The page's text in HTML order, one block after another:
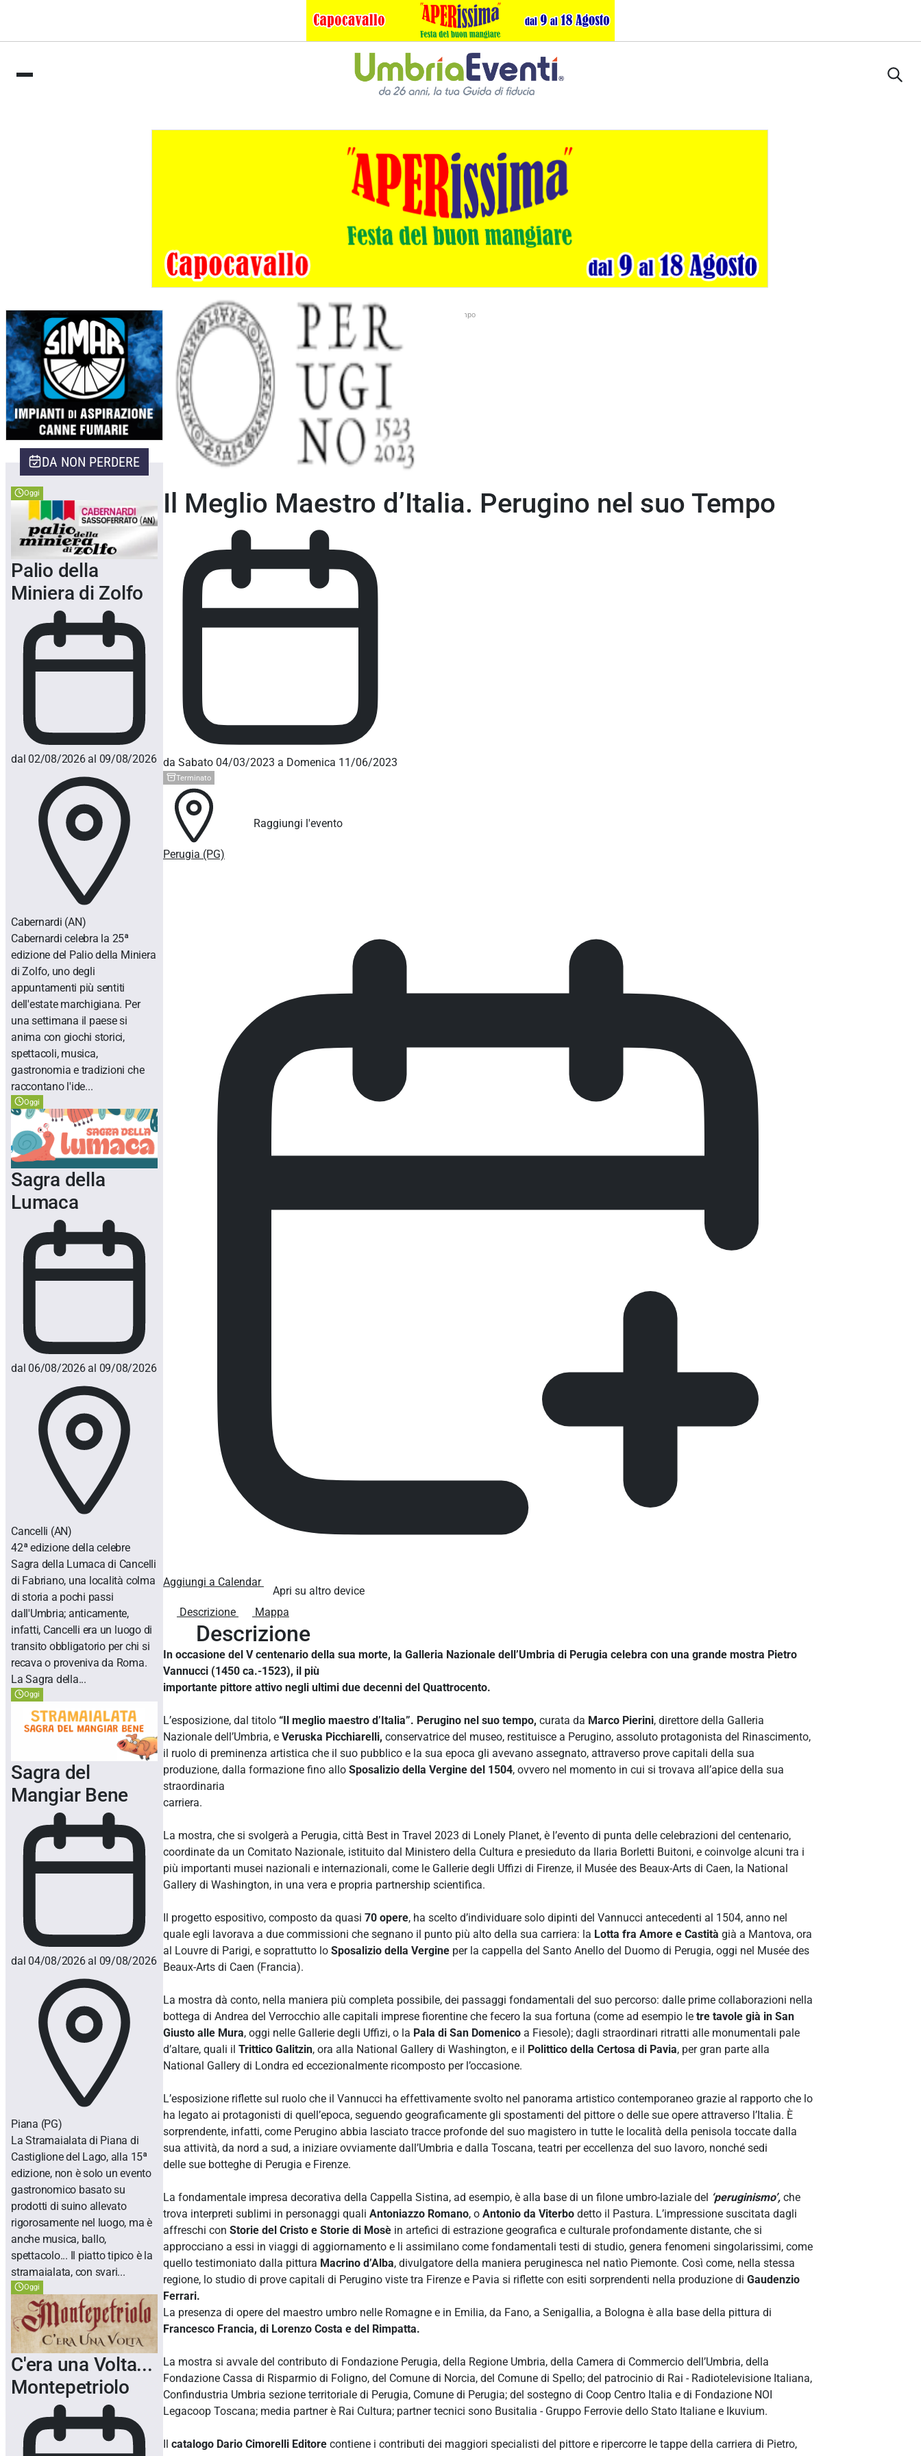
DA NON PERDERE
Oggi
Palio della
Miniera di Zolfo
dal 02/08/2026 al 09/08/2026
Cabernardi (AN)
Cabernardi celebra la 25ª
edizione del Palio della Miniera
di Zolfo, uno degli
appuntamenti più sentiti
dell'estate marchigiana. Per
una settimana il paese si
anima con giochi storici,
spettacoli, musica,
gastronomia e tradizioni che
raccontano l'ide...
Oggi
Sagra della
Lumaca
dal 06/08/2026 al 09/08/2026
Cancelli (AN)
42ª edizione della celebre
Sagra della Lumaca di Cancelli
di Fabriano, una località colma
di storia a pochi passi
dall'Umbria; anticamente,
infatti, Cancelli era un luogo di
transito obbligatorio per chi si
recava o proveniva da Roma.
La Sagra della...
Oggi
Sagra del
Mangiar Bene
dal 04/08/2026 al 09/08/2026
Piana (PG)
La Stramaialata di Piana di
Castiglione del Lago, alla 15ª
edizione, non è solo un evento
gastronomico basato su
prodotti di suino allevato
rigorosamente nel luogo, ma è
anche musica, ballo,
spettacolo... Il piatto tipico è la
stramaialata, con svari...
Oggi
C'era una Volta...
Montepetriolo
Eventi Perugia > Eventi Mostre Il Meglio Maestro d’Italia. Perugino nel suo Tempo
Il Meglio Maestro d’Italia. Perugino nel suo Tempo
da Sabato 04/03/2023 a Domenica 11/06/2023
Terminato
Perugia (PG)
Raggiungi l'evento
Aggiungi a Calendar
Apri su altro device
Descrizione
Mappa
Descrizione
In occasione del V centenario della sua morte, la Galleria Nazionale dell’Umbria di Perugia celebra con una grande mostra Pietro
Vannucci (1450 ca.-1523), il più
importante pittore attivo negli ultimi due decenni del Quattrocento.
L’esposizione, dal titolo “Il meglio maestro d’Italia”. Perugino nel suo tempo, curata da Marco Pierini, direttore della Galleria
Nazionale dell’Umbria, e Veruska Picchiarelli, conservatrice del museo, restituisce a Perugino, assoluto protagonista del Rinascimento,
il ruolo di preminenza artistica che il suo pubblico e la sua epoca gli avevano assegnato, attraverso prove capitali della sua
produzione, dalla formazione fino allo Sposalizio della Vergine del 1504, ovvero nel momento in cui si trovava all’apice della sua
straordinaria
carriera.
La mostra, che si svolgerà a Perugia, città Best in Travel 2023 di Lonely Planet, è l’evento di punta delle celebrazioni del centenario,
coordinate da un Comitato Nazionale, istituito dal Ministero della Cultura e presieduto da Ilaria Borletti Buitoni, e coinvolge alcuni tra i
più importanti musei nazionali e internazionali, come le Gallerie degli Uffizi di Firenze, il Musée des Beaux-Arts di Caen, la National
Gallery di Washington, in una vera e propria partnership scientifica.
Il progetto espositivo, composto da quasi 70 opere, ha scelto d’individuare solo dipinti del Vannucci antecedenti al 1504, anno nel
quale egli lavorava a due commissioni che segnano il punto più alto della sua carriera: la Lotta fra Amore e Castità già a Mantova, ora
al Louvre di Parigi, e soprattutto lo Sposalizio della Vergine per la cappella del Santo Anello del Duomo di Perugia, oggi nel Musée des
Beaux-Arts di Caen (Francia).
La mostra dà conto, nella maniera più completa possibile, dei passaggi fondamentali del suo percorso: dalle prime collaborazioni nella
bottega di Andrea del Verrocchio alle capitali imprese fiorentine che fecero la sua fortuna (come ad esempio le tre tavole già in San
Giusto alle Mura, oggi nelle Gallerie degli Uffizi, o la Pala di San Domenico a Fiesole); dagli straordinari ritratti alle monumentali pale
d’altare, quali il Trittico Galitzin, ora alla National Gallery di Washington, e il Polittico della Certosa di Pavia, per gran parte alla
National Gallery di Londra ed eccezionalmente ricomposto per l’occasione.
L’esposizione riflette sul ruolo che il Vannucci ha effettivamente svolto nel panorama artistico contemporaneo grazie al rapporto che lo
ha legato ai protagonisti di quell’epoca, seguendo geograficamente gli spostamenti del pittore o delle sue opere attraverso l’Italia. È
sorprendente, infatti, come Perugino abbia lasciato tracce profonde del suo magistero in tutte le località della penisola toccate dalla
sua attività, da nord a sud, a iniziare ovviamente dall’Umbria e dalla Toscana, teatri per eccellenza del suo lavoro, nonché sedi
delle sue botteghe di Perugia e Firenze.
La fondamentale impresa decorativa della Cappella Sistina, ad esempio, è alla base di un filone umbro-laziale del ‘peruginismo’, che
trova interpreti sublimi in personaggi quali Antoniazzo Romano, o Antonio da Viterbo detto il Pastura. L’impressione suscitata dagli
affreschi con Storie del Cristo e Storie di Mosè in artefici di estrazione geografica e culturale profondamente distante, che si
approcciano a essi in viaggi di aggiornamento e li assimilano come fondamentali testi di studio, genera fenomeni singolarissimi, come
quello testimoniato dalla pittura Macrino d’Alba, divulgatore della maniera peruginesca nel natìo Piemonte. Così come, nella stessa
regione, lo studio di prove capitali di Perugino viste tra Firenze e Pavia si riflette con esiti sorprendenti nella produzione di Gaudenzio
Ferrari.
La presenza di opere del maestro umbro nelle Romagne e in Emilia, da Fano, a Senigallia, a Bologna è alla base della pittura di
Francesco Francia, di Lorenzo Costa e del Rimpatta.
La mostra si avvale del contributo di Fondazione Perugia, della Regione Umbria, della Camera di Commercio dell’Umbria, della
Fondazione Cassa di Risparmio di Foligno, del Comune di Norcia, del Comune di Spello; del patrocinio di Rai - Radiotelevisione Italiana,
Confindustria Umbria sezione territoriale di Perugia, Comune di Perugia; del sostegno di Coop Centro Italia e di Fondazione NOI
Legacoop Toscana; media partner è Rai Cultura; partner tecnici sono Busitalia - Gruppo Ferrovie dello Stato Italiane e Ikuvium.
catalogo Dario Cimorelli Editore contiene i contributi dei maggiori specialisti del pittore e ripercorre le tappe della carriera di Pietro,